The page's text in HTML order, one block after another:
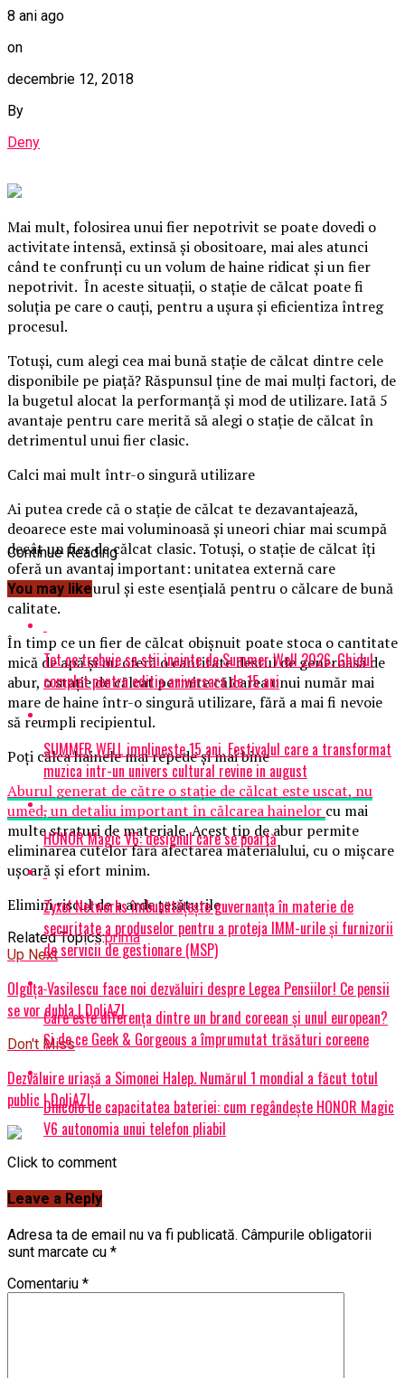
8 ani ago
on
decembrie 12, 2018
By
Deny
Mai mult, folosirea unui fier nepotrivit se poate dovedi o
activitate intensă, extinsă şi obositoare, mai ales atunci
când te confrunţi cu un volum de haine ridicat şi un fier
nepotrivit. În aceste situaţii, o staţie de călcat poate fi
soluţia pe care o cauţi, pentru a uşura şi eficientiza întreg
procesul.
Totuşi, cum alegi cea mai bună staţie de călcat dintre cele
disponibile pe piaţă? Răspunsul ţine de mai mulţi factori, de
la bugetul alocat la performanţă şi mod de utilizare.Iată 5
avantaje pentru care merită să alegi o staţie de călcat în
detrimentul unui fier clasic.
Calci mai mult într-o singură utilizare
Ai putea crede că o staţie de călcat te dezavantajează,
deoarece este mai voluminoasă şi uneori chiar mai scumpă
decât un fier de călcat clasic. Totuşi, o staţie de călcat îţi
oferă un avantaj important: unitatea externă care
generează aburul şi este esenţială pentru o călcare de bună
calitate.
În timp ce un fier de călcat obişnuit poate stoca o cantitate
mică de apă şi nu oferă o cantitate destul de generoasă de
abur, o staţie de călcat permite călcarea unui număr mai
mare de haine într-o singură utilizare, fără a mai fi nevoie
să reumpli recipientul.
Poţi călca hainele mai repede şi mai bine
Aburul generat de către o staţie de călcat este uscat, nu
umed, un detaliu important în călcarea hainelor cu mai
multe straturi de materiale. Acest tip de abur permite
eliminarea cutelor fără afectarea materialului, cu o mişcare
uşoară şi efort minim.
Elimini riscul de a arde ţesăturile
Related Topics:prima
Up Next
Olguța Vasilescu face noi dezvăluiri despre Legea Pensiilor! Ce pensii
se vor dubla | DoljAZI
Don't Miss
Dezvăluire uriașă a Simonei Halep. Numărul 1 mondial a făcut totul
public | DoljAZI
Continue Reading
You may like
Tot ce trebuie sa stii inainte de Summer Well 2026. Ghidul
complet pentru editia aniversara de 15 ani
SUMMER WELL implineste 15 ani. Festivalul care a transformat
muzica intr-un univers cultural revine in august
HONOR Magic V6: designul care se poartă
Zyxel Networks îmbunătățește guvernanța în materie de
securitate a produselor pentru a proteja IMM-urile și furnizorii
de servicii de gestionare (MSP)
Care este diferența dintre un brand coreean și unul european?
Și de ce Geek & Gorgeous a împrumutat trăsături coreene
Dincolo de capacitatea bateriei: cum regândește HONOR Magic
V6 autonomia unui telefon pliabil
Click to comment
Leave a Reply
Adresa ta de email nu va fi publicată. Câmpurile obligatorii
sunt marcate cu *
Comentariu *